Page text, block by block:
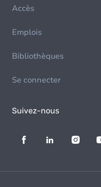
Accès
Emplois
Bibliothèques
Se connecter
Suivez-nous